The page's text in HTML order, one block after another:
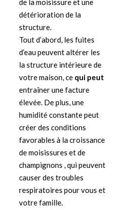
de la moisissure et une
détérioration de la
structure.
Tout d’abord, les fuites
d’eau peuvent altérer les
la structure intérieure de
votre maison, ce qui peut
entraîner une facture
élevée. De plus, une
humidité constante peut
créer des conditions
favorables à la croissance
de moisissures et de
champignons , qui peuvent
causer des troubles
respiratoires pour vous et
votre famille.